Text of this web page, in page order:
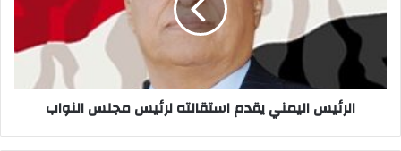
لرئيس
مجلس
النواب
الرئيس اليمني يقدم استقالته لرئيس مجلس النواب